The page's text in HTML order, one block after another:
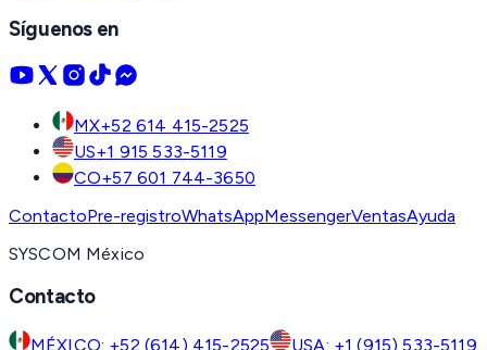
Síguenos en
MX+52 614 415-2525
US+1 915 533-5119
CO+57 601 744-3650
ContactoPre-registroWhatsAppMessengerVentasAyuda
SYSCOM México
Contacto
MÉXICO: +52 (614) 415-2525 USA: +1 (915) 533-5119